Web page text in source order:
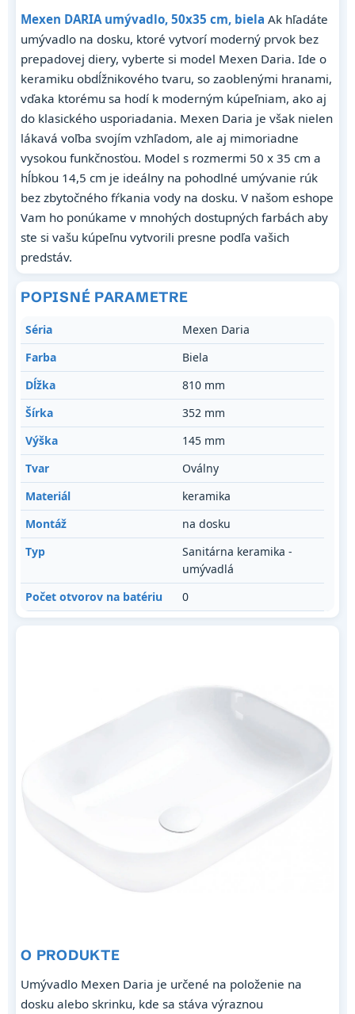
Mexen DARIA umývadlo, 50x35 cm, biela Ak hľadáte
umývadlo na dosku, ktoré vytvorí moderný prvok bez
prepadovej diery, vyberte si model Mexen Daria. Ide o
keramiku obdĺžnikového tvaru, so zaoblenými hranami,
vďaka ktorému sa hodí k moderným kúpeľniam, ako aj
do klasického usporiadania. Mexen Daria je však nielen
lákavá voľba svojím vzhľadom, ale aj mimoriadne
vysokou funkčnosťou. Model s rozmermi 50 x 35 cm a
hĺbkou 14,5 cm je ideálny na pohodlné umývanie rúk
bez zbytočného fŕkania vody na dosku. V našom eshope
Vam ho ponúkame v mnohých dostupných farbách aby
ste si vašu kúpeľnu vytvorili presne podľa vašich
predstáv.
POPISNÉ PARAMETRE
Séria
Mexen Daria
Farba
Biela
Dĺžka
810 mm
Šírka
352 mm
Výška
145 mm
Tvar
Oválny
Materiál
keramika
Montáž
na dosku
Typ
Sanitárna keramika -
umývadlá
Počet otvorov na batériu
0
O PRODUKTE
Umývadlo Mexen Daria je určené na položenie na
dosku alebo skrinku, kde sa stáva výraznou